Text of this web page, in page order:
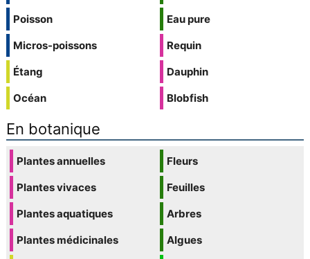
Poisson
Micros-poissons
Étang
Océan
Eau pure
Requin
Dauphin
Blobfish
En botanique
Plantes annuelles
Plantes vivaces
Plantes aquatiques
Plantes médicinales
Fleurs
Feuilles
Arbres
Algues